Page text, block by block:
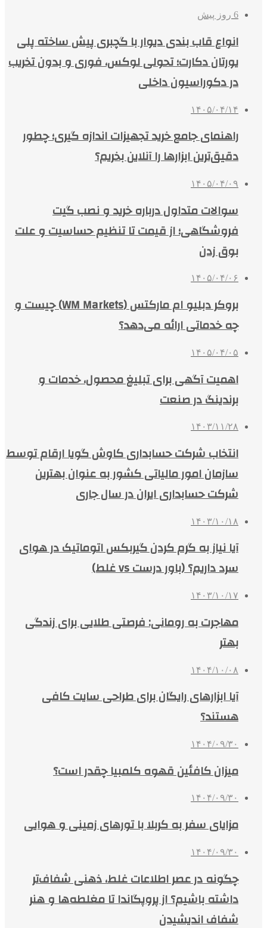
6 روز پیش
انواع قاب بندی دیوار با گچبری پیش ساخته پلی
یورتان دکارت؛ تحولی لوکس، فوری و بدون تخریب
در دکوراسیون داخلی
۱۴۰۵/۰۴/۱۴
راهنمای جامع خرید تجهیزات اندازه گیری؛ چطور
دقیق‌ترین ابزارها را آنلاین بخریم؟
۱۴۰۵/۰۴/۰۹
سوالات متداول درباره خرید و نصب گیت
فروشگاهی؛ از قیمت تا تنظیم حساسیت و علت
بوق زدن
۱۴۰۵/۰۴/۰۶
بروکر دبلیو ام مارکتس (WM Markets) چیست و
چه خدماتی ارائه می‌دهد؟
۱۴۰۵/۰۴/۰۵
اهمیت آگهی برای تبلیغ محصول، خدمات و
برندینگ در صنعت
۱۴۰۳/۱۱/۲۸
انتخاب شرکت حسابداری کاوش گویا ارقام توسط
سازمان امور مالیاتی کشور به عنوان بهترین
شرکت حسابداری ایران در سال جاری
۱۴۰۳/۱۰/۱۸
آیا نیاز به گرم کردن گیربکس اتوماتیک در هوای
سرد داریم؟ (باور درست vs غلط)
۱۴۰۳/۱۰/۱۷
مهاجرت به رومانی: فرصتی طلایی برای زندگی
بهتر
۱۴۰۴/۱۰/۰۸
آیا ابزارهای رایگان برای طراحی سایت کافی
هستند؟
۱۴۰۴/۰۹/۳۰
میزان کافئین قهوه کلمبیا چقدر است؟
۱۴۰۴/۰۹/۳۰
مزایای سفر به کربلا با تورهای زمینی و هوایی
۱۴۰۴/۰۹/۳۰
چگونه در عصر اطلاعات غلط، ذهنی شفاف‌تر
داشته باشیم؟ از پروپگاندا تا مغلطه‌ها و هنر
شفاف اندیشیدن